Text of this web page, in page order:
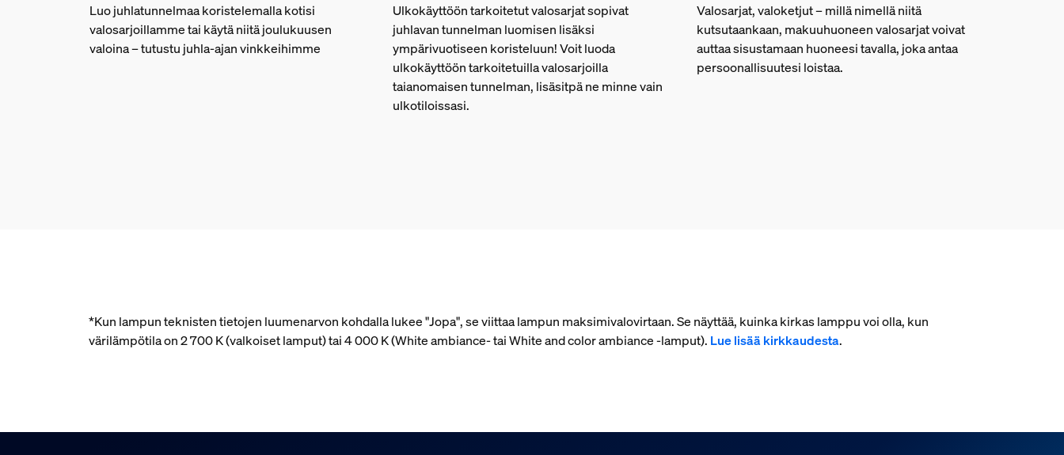
Luo juhlatunnelmaa koristelemalla kotisi
valosarjoillamme tai käytä niitä joulukuusen
valoina – tutustu juhla-ajan vinkkeihimme
Ulkokäyttöön tarkoitetut valosarjat sopivat
juhlavan tunnelman luomisen lisäksi
ympärivuotiseen koristeluun! Voit luoda
ulkokäyttöön tarkoitetuilla valosarjoilla
taianomaisen tunnelman, lisäsitpä ne minne vain
ulkotiloissasi.
Valosarjat, valoketjut – millä nimellä niitä
kutsutaankaan, makuuhuoneen valosarjat voivat
auttaa sisustamaan huoneesi tavalla, joka antaa
persoonallisuutesi loistaa.
*Kun lampun teknisten tietojen luumenarvon kohdalla lukee "Jopa", se viittaa lampun maksimivalovirtaan. Se näyttää, kuinka kirkas lamppu voi olla, kun
värilämpötila on 2 700 K (valkoiset lamput) tai 4 000 K (White ambiance- tai White and color ambiance ‑lamput). Lue lisää kirkkaudesta.